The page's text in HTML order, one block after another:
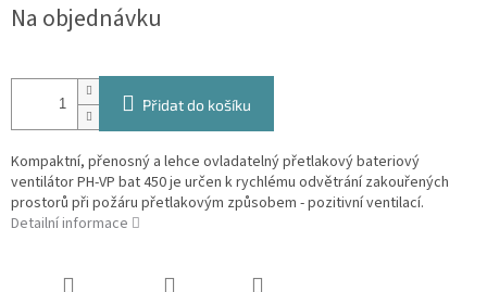
cena:
Na objednávku
Přidat do košíku
Kompaktní, přenosný a lehce ovladatelný přetlakový bateriový
ventilátor PH-VP bat 450 je určen k rychlému odvětrání zakouřených
prostorů při požáru přetlakovým způsobem - pozitivní ventilací.
Detailní informace